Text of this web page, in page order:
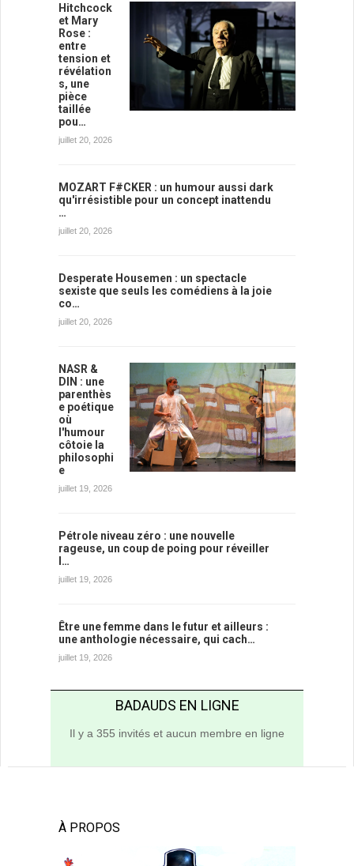
Hitchcock
et Mary
Rose :
entre
tension et
révélation
s, une
pièce
taillée
pou…
juillet 20, 2026
MOZART F#CKER : un humour aussi dark
qu'irrésistible pour un concept inattendu
…
juillet 20, 2026
Desperate Housemen : un spectacle
sexiste que seuls les comédiens à la joie
co…
juillet 20, 2026
NASR &
DIN : une
parenthès
e poétique
où
l'humour
côtoie la
philosophi
e
juillet 19, 2026
Pétrole niveau zéro : une nouvelle
rageuse, un coup de poing pour réveiller
l…
juillet 19, 2026
Être une femme dans le futur et ailleurs :
une anthologie nécessaire, qui cach…
juillet 19, 2026
BADAUDS EN LIGNE
Il y a 355 invités et aucun membre en ligne
À PROPOS